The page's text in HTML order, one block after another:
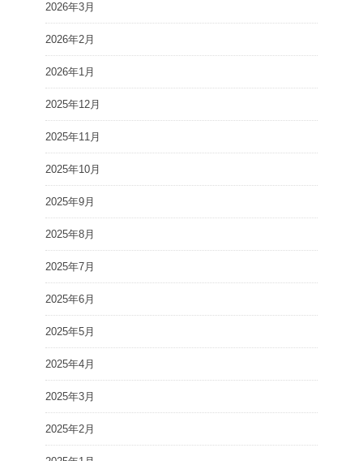
2026年3月
2026年2月
2026年1月
2025年12月
2025年11月
2025年10月
2025年9月
2025年8月
2025年7月
2025年6月
2025年5月
2025年4月
2025年3月
2025年2月